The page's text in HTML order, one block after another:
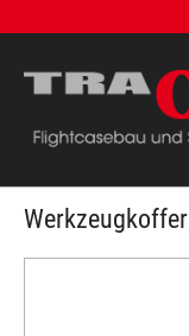
Werkzeugkoffer